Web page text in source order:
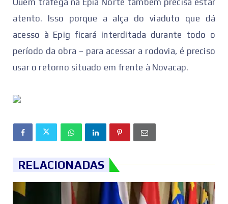
Quem trafega na Epia Norte também precisa estar
atento. Isso porque a alça do viaduto que dá
acesso à Epig ficará interditada durante todo o
período da obra – para acessar a rodovia, é preciso
usar o retorno situado em frente à Novacap.
RELACIONADAS